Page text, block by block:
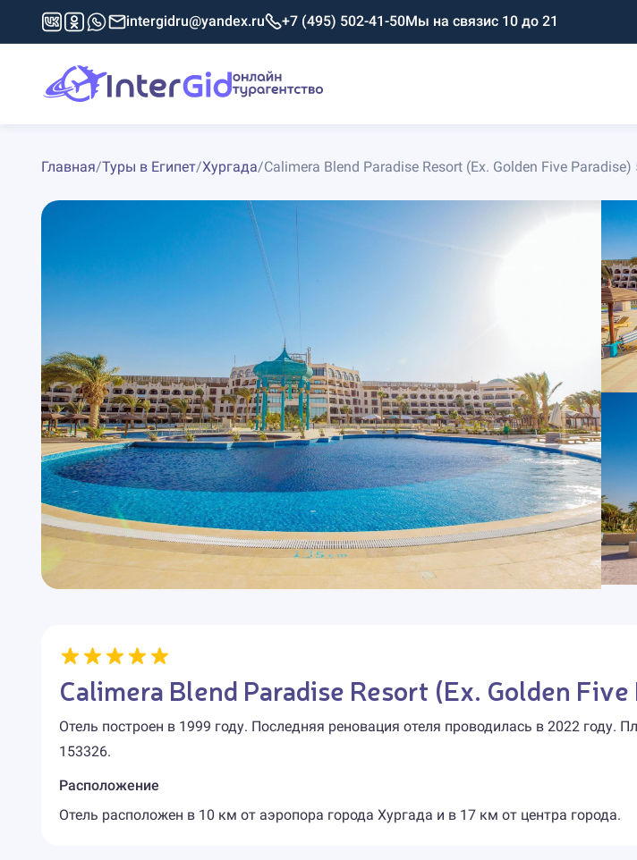
intergidru@yandex.ru +7 (495) 502-41-50Мы на связис 10 до 21
Главная/Туры в Египет/Хургада/Calimera Blend Paradise Resort (Ex. Golden Five Paradise)
Calimera Blend Paradise Resort (Ex. Golden Five
Отель построен в 1999 году. Последняя реновация отеля проводилась в 2022 году.
153326.
Расположение
Отель расположен в 10 км от аэропора города Хургада и в 17 км от центра города.